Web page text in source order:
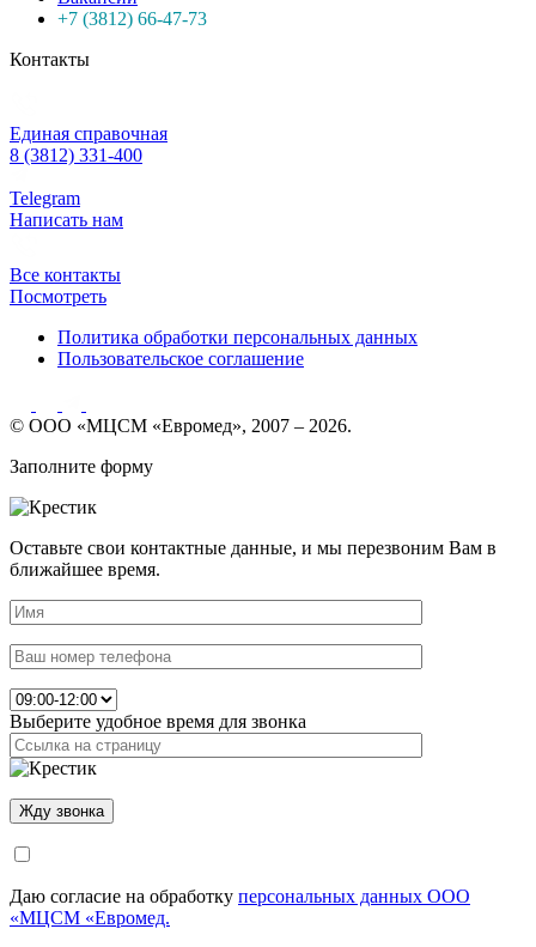
+7 (3812) 66-47-73
Контакты
Единая справочная
8 (3812) 331-400
Telegram
Написать нам
Все контакты
Посмотреть
Политика обработки персональных данных
Пользовательское соглашение
© ООО «МЦСМ «Евромед», 2007 – 2026.
Заполните форму
Оставьте свои контактные данные, и мы перезвоним Вам в
ближайшее время.
Выберите удобное время для звонка
Даю согласие на обработку персональных данных ООО
«МЦСМ «Евромед.